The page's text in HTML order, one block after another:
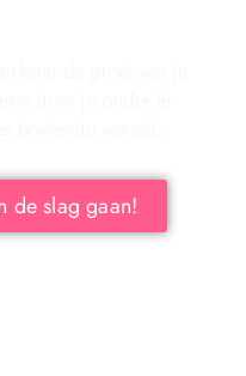
de slag gaan!